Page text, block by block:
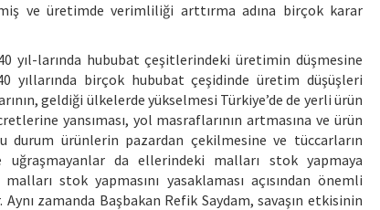
ve üretimde verimliliği arttırma adına birçok karar
yıl-larında hububat çeşitlerindeki üretimin düşmesine
yıllarında birçok hububat çeşidinde üretim düşüşleri
geldiği ülkelerde yükselmesi Türkiye’de de yerli ürün
yansıması, yol masraflarının artmasına ve ürün
durum ürünlerin pazardan çekilmesine ve tüccarların
uğraşmayanlar da ellerindeki malları stok yapmaya
stok yapmasını yasaklaması açısından önemli
zamanda Başbakan Refik Saydam, savaşın etkisinin